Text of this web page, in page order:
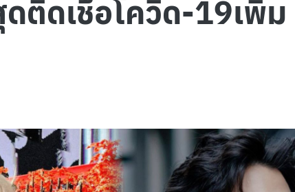
ติดเชื้อโควิด-19เพิ่ม